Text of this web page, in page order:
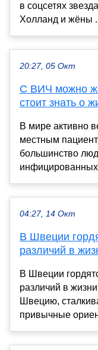
в соцсетях
Холланд и жёны
20:27, 05 Окт
С ВИЧ можно
стоит знать о
В мире активно
местным
большинство
04:27, 14 Окт
В Швеции
различий в
В Швеции
различий в
Швецию,
привычные